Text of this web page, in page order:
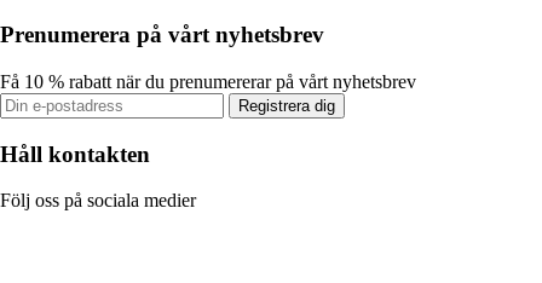
Prenumerera på vårt nyhetsbrev
Få 10 % rabatt när du prenumererar på vårt nyhetsbrev
Registrera dig
Håll kontakten
Följ oss på sociala medier